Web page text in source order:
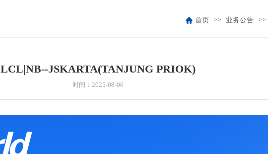
首页 业务公告
LCL|NB--JSKARTA(TANJUNG PRIOK)
时间：2025-08-06